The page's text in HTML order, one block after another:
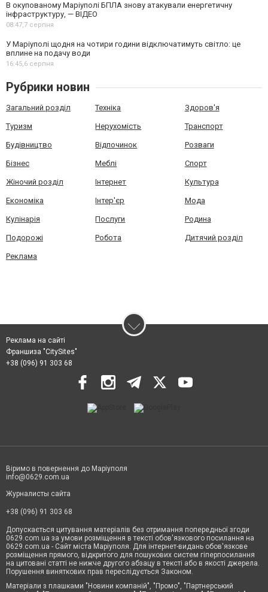
В окупованому Маріуполі БПЛА знову атакували енергетичну
інфраструктуру, — ВІДЕО
08:47,7 серпня
У Маріуполі щодня на чотири години відключатимуть світло: це
вплине на подачу води
16:45,6 серпня
Рубрики новин
Загальний розділ Техніка Здоров'я
Туризм Нерухомість Транспорт
Будівництво Відпочинок Розваги
Бізнес Меблі Спорт
Жіночий розділ Інтернет Культура
Економіка Інтер'єр Мода
Кулінарія Послуги Родина
Подорожі Робота Дитячий розділ
Реклама
Реклама на сайті
Франшиза "CitySites"
+38 (096) 91 303 68
Віримо в повернення до Маріуполя
info@0629.com.ua
Журналисты сайта
+38 (096) 91 303 68
Допускається цитування матеріалів без отримання попередньої згоди
0629.com.ua за умови розміщення в тексті обов'язкового посилання на
0629.com.ua - Сайт міста Маріуполя. Для інтернет-видань обов'язкове
розміщення прямого, відкритого для пошукових систем гіперпосилання
на цитовані статті не нижче другого абзацу в тексті або в якості джерела.
Порушення виняткових прав переслідується Законом.
Матеріали з плашками "Новини компаній", "Промо", "Партнерський